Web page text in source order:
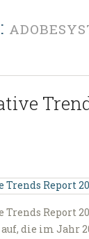
Trends Report
die im Jahr